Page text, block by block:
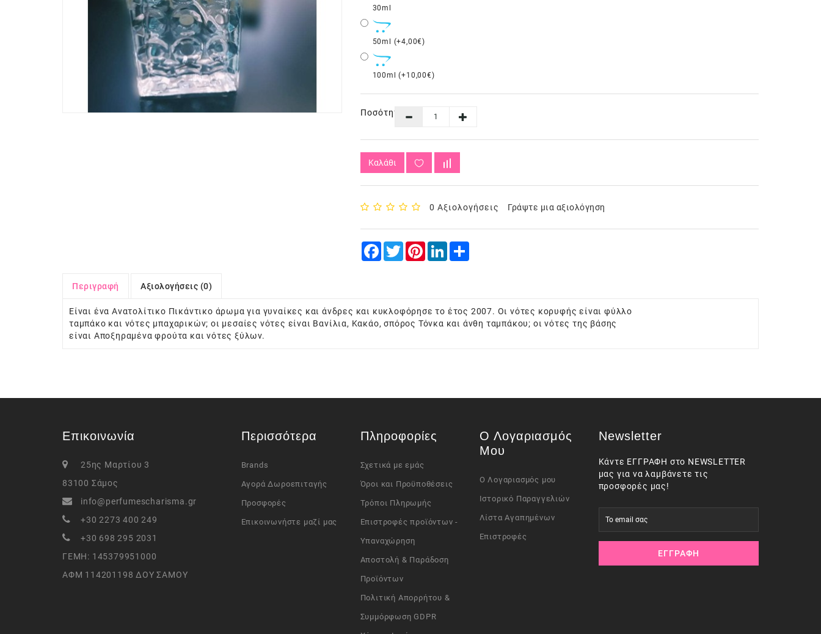
30ml
50ml (+4,00€)
100ml (+10,00€)
Ποσότητα
Καλάθι
0 Αξιολογήσεις Γράψτε μια αξιολόγηση
Facebook
TwitterPinterestLinkedInShare
Περιγραφή Αξιολογήσεις (0)
Είναι ένα Ανατολίτικο Πικάντικο άρωμα για γυναίκες και άνδρες και κυκλοφόρησε το έτος 2007. Οι νότες κορυφής είναι φύλλο
ταμπάκο και νότες μπαχαρικών; οι μεσαίες νότες είναι Βανίλια, Κακάο, σπόρος Τόνκα και άνθη ταμπάκου; οι νότες της βάσης
είναι Αποξηραμένα φρούτα και νότες ξύλων.
Επικοινωνία
25ης Μαρτίου 3
83100 Σάμος
info@perfumescharisma.gr
+30 2273 400 249
+30 698 295 2031
ΓΕΜΗ: 145379951000
ΑΦΜ 114201198 ΔΟΥ ΣΑΜΟΥ
Περισσότερα
Brands
Αγορά Δωροεπιταγής
Προσφορές
Επικοινωνήστε μαζί μας
Πληροφορίες
Σχετικά με εμάς
Όροι και Προϋποθέσεις
Τρόποι Πληρωμής
Επιστροφές προϊόντων -
Υπαναχώρηση
Αποστολή & Παράδοση
Προϊόντων
Πολιτική Απορρήτου &
Συμμόρφωση GDPR
Ο Λογαριασμός
Μου
Ο Λογαριασμός μου
Ιστορικό Παραγγελιών
Λίστα Αγαπημένων
Επιστροφές
Newsletter
Κάντε ΕΓΓΡΑΦΗ στο NEWSLETTER
μας για να λαμβάνετε τις
προσφορές μας!
ΕΓΓΡΑΦΉ